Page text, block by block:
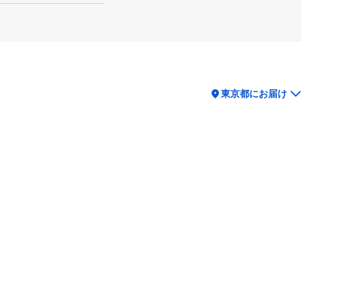
location_on東京都にお届け